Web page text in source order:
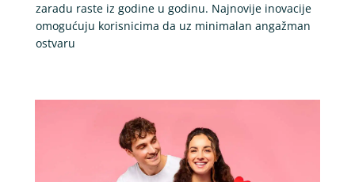
zaradu raste iz godine u godinu. Najnovije inovacije
omogućuju korisnicima da uz minimalan angažman
ostvaru